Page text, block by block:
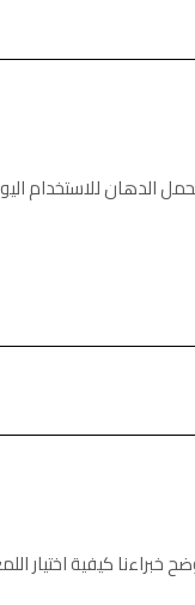
الدهان للاستخدام
كيفية اختيار